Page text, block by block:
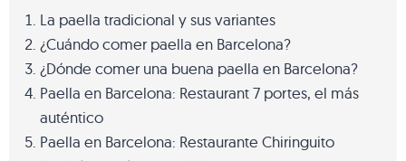
La paella tradicional y sus variantes
¿Cuándo comer paella en Barcelona?
¿Dónde comer una buena paella en Barcelona?
Paella en Barcelona: Restaurant 7 portes, el más
auténtico
Paella en Barcelona: Restaurante Chiringuito